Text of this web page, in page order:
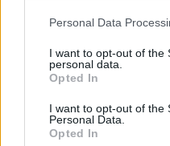
Please note that this
not limited to your visit or
grant or deny consent to
use your data for below
consent section.
Personal Data
I want to opt-out of the
personal data.
Opted In
I want to opt-out of the
Personal Data.
Opted In